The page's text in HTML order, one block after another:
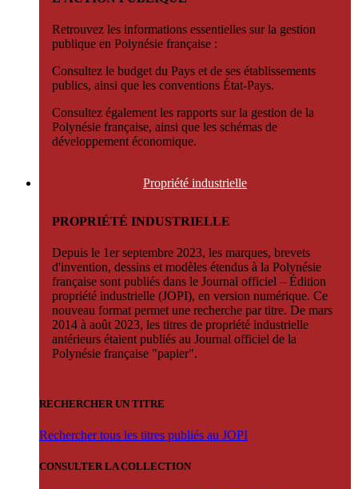
Retrouvez les informations essentielles sur la gestion
publique en Polynésie française :
Consultez le budget du Pays et de ses établissements
publics, ainsi que les conventions État-Pays.
Consultez également les rapports sur la gestion de la
Polynésie française, ainsi que les schémas de
développement économique.
Propriété industrielle
PROPRIÉTÉ INDUSTRIELLE
Depuis le 1er septembre 2023, les marques, brevets
d'invention, dessins et modèles étendus à la Polynésie
française sont publiés dans le Journal officiel – Édition
propriété industrielle (JOPI), en version numérique. Ce
nouveau format permet une recherche par titre. De mars
2014 à août 2023, les titres de propriété industrielle
antérieurs étaient publiés au Journal officiel de la
Polynésie française "papier".
RECHERCHER UN TITRE
Rechercher tous les titres publiés au JOPI
CONSULTER LA COLLECTION